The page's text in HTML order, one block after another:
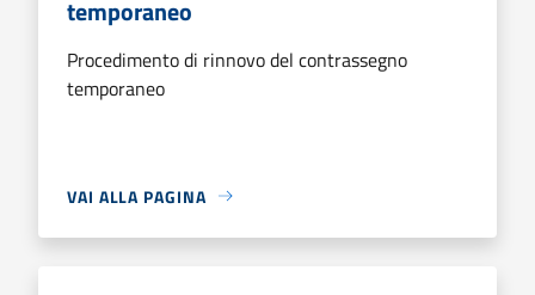
temporaneo
Procedimento di rinnovo del contrassegno
temporaneo
VAI ALLA PAGINA